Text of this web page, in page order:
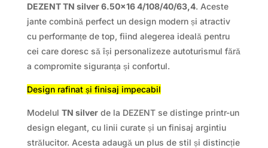
DEZENT TN silver 6.50×16 4/108/40/63,4. Aceste
jante combină perfect un design modern și atractiv
cu performanțe de top, fiind alegerea ideală pentru
cei care doresc să își personalizeze autoturismul fără
a compromite siguranța și confortul.
Design rafinat și finisaj impecabil
Modelul TN silverde la DEZENT se distinge printr-un
design elegant, cu linii curate și un finisaj argintiu
strălucitor. Acesta adaugă un plus de stil și distincție